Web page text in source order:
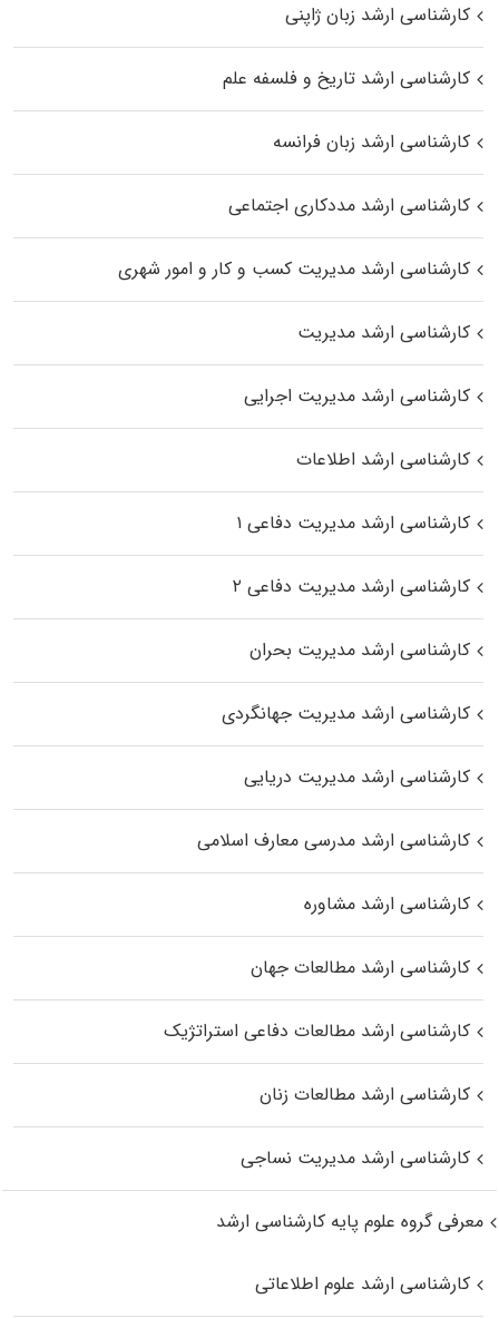
کارشناسی ارشد زبان ژاپنی
کارشناسی ارشد تاریخ و فلسفه علم
کارشناسی ارشد زبان فرانسه
کارشناسی ارشد مددکاری اجتماعی
کارشناسی ارشد مدیریت کسب و کار و امور شهری
کارشناسی ارشد مدیریت
کارشناسی ارشد مدیریت اجرایی
کارشناسی ارشد اطلاعات
کارشناسی ارشد مدیریت دفاعی ۱
کارشناسی ارشد مدیریت دفاعی ۲
کارشناسی ارشد مدیریت بحران
کارشناسی ارشد مدیریت جهانگردی
کارشناسی ارشد مدیریت دریایی
کارشناسی ارشد مدرسی معارف اسلامی
کارشناسی ارشد مشاوره
کارشناسی ارشد مطالعات جهان
کارشناسی ارشد مطالعات دفاعی استراتژیک
کارشناسی ارشد مطالعات زنان
کارشناسی ارشد مدیریت نساجی
معرفی گروه علوم پایه کارشناسی ارشد
کارشناسی ارشد علوم اطلاعاتی